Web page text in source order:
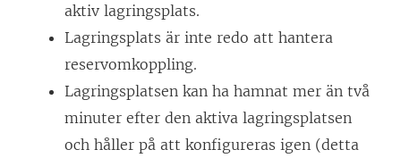
aktiv lagringsplats.
Lagringsplats är inte redo att hantera
reservomkoppling.
Lagringsplatsen kan ha hamnat mer än två
minuter efter den aktiva lagringsplatsen
och håller på att konfigureras igen (detta